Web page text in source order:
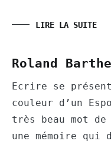
LIRE LA SUITE
Roland
Ecrire se
couleur d’un
très beau mot
une mémoire